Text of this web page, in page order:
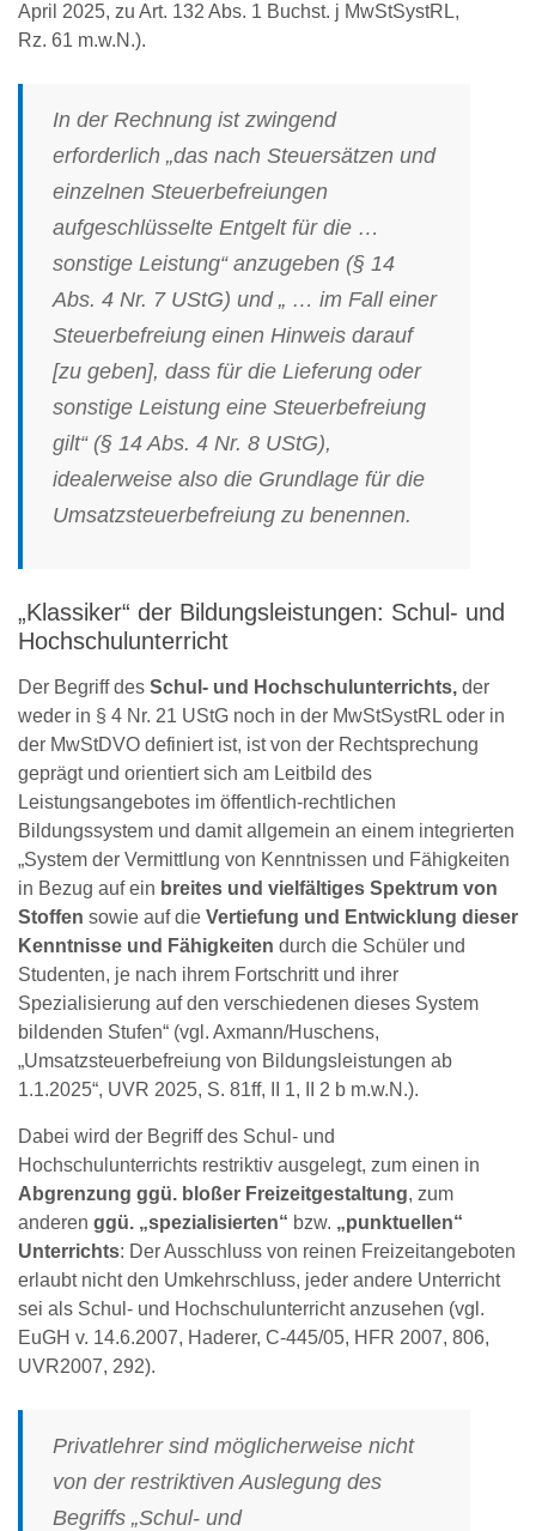
April 2025, zu Art. 132 Abs. 1 Buchst. j MwStSystRL,
Rz. 61 m.w.N.).
In der Rechnung ist zwingend
erforderlich „das nach Steuersätzen und
einzelnen Steuerbefreiungen
aufgeschlüsselte Entgelt für die …
sonstige Leistung“ anzugeben (§ 14
Abs. 4 Nr. 7 UStG) und „ … im Fall einer
Steuerbefreiung einen Hinweis darauf
[zu geben], dass für die Lieferung oder
sonstige Leistung eine Steuerbefreiung
gilt“ (§ 14 Abs. 4 Nr. 8 UStG),
idealerweise also die Grundlage für die
Umsatzsteuerbefreiung zu benennen.
„Klassiker“ der Bildungsleistungen: Schul- und
Hochschulunterricht
Der Begriff des Schul- und Hochschulunterrichts, der
weder in § 4 Nr. 21 UStG noch in der MwStSystRL oder in
der MwStDVO definiert ist, ist von der Rechtsprechung
geprägt und orientiert sich am Leitbild des
Leistungsangebotes im öffentlich-rechtlichen
Bildungssystem und damit allgemein an einem integrierten
„System der Vermittlung von Kenntnissen und Fähigkeiten
in Bezug auf ein breites und vielfältiges Spektrum von
Stoffen sowie auf die Vertiefung und Entwicklung dieser
Kenntnisse und Fähigkeiten durch die Schüler und
Studenten, je nach ihrem Fortschritt und ihrer
Spezialisierung auf den verschiedenen dieses System
bildenden Stufen“ (vgl. Axmann/Huschens,
„Umsatzsteuerbefreiung von Bildungsleistungen ab
1.1.2025“, UVR 2025, S. 81ff, II 1, II 2 b m.w.N.).
Dabei wird der Begriff des Schul- und
Hochschulunterrichts restriktiv ausgelegt, zum einen in
Abgrenzung ggü. bloßer Freizeitgestaltung, zum
anderen ggü. „spezialisierten“ bzw. „punktuellen“
Unterrichts: Der Ausschluss von reinen Freizeitangeboten
erlaubt nicht den Umkehrschluss, jeder andere Unterricht
sei als Schul- und Hochschulunterricht anzusehen (vgl.
EuGH v. 14.6.2007, Haderer, C-445/05, HFR 2007, 806,
UVR2007, 292).
Privatlehrer sind möglicherweise nicht
von der restriktiven Auslegung des
Begriffs „Schul- und